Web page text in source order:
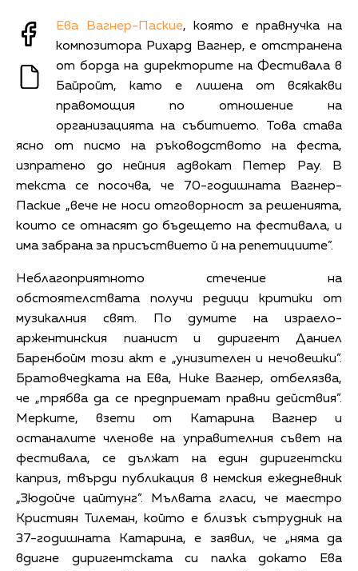
Ева Вагнер-Паские, която е правнучка на
композитора Рихард Вагнер, е отстранена
от борда на директорите на Фестивала в
Байройт, като е лишена от всякакви
правомощия по отношение на
организацията на събитието. Това става
ясно от писмо на ръководството на феста,
изпратено до нейния адвокат Петер Рау. В
текста се посочва, че 70-годишната Вагнер-
Паские „вече не носи отговорност за решенията,
които се отнасят до бъдещето на фестивала, и
има забрана за присъствието й на репетициите”.
Неблагоприятното стечение на
обстоятелствата получи редици критики от
музикалния свят. По думите на израело-
аржентинския пианист и диригент Даниел
Баренбойм този акт е „унизителен и нечовешки”.
Братовчедката на Ева, Нике Вагнер, отбелязва,
че „трябва да се предприемат правни действия”.
Мерките, взети от Катарина Вагнер и
останалите членове на управителния съвет на
фестивала, се дължат на един диригентски
каприз, твърди публикация в немския ежедневник
„Зюдойче цайтунг”. Мълвата гласи, че маестро
Кристиян Тилеман, който е близък сътрудник на
37-годишната Катарина, е заявил, че „няма да
вдигне диригентската си палка докато Ева